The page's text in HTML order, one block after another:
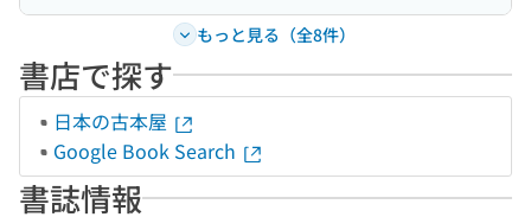
もっと見る（全8件）
書店で探す
日本の古本屋
Google Book Search
書誌情報